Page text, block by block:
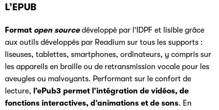
L’EPUB
Format open sourcedéveloppé par l’IDPF et lisible grâce
aux outils développés par Readium sur tous les supports :
liseuses, tablettes, smartphones, ordinateurs, y compris sur
les appareils en braille ou de retransmission vocale pour les
aveugles ou malvoyants. Performant sur le confort de
lecture, l’ePub3 permet l’intégration de vidéos, de
fonctions interactives, d’animations et de sons. En